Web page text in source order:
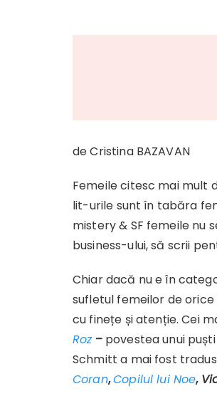
de Cristina BAZAVAN
Femeile citesc mai mult
lit-urile sunt în tabăra
mistery & SF femeile nu
business-ului, să scrii
Chiar dacă nu e în
sufletul femeilor de
cu finețe și atenție. Cei
Roz –povestea unui
Schmitt a mai fost
Coran,Copilul lui Noe,